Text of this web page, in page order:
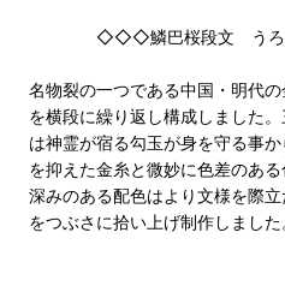
◇◇◇鱗巴桜段文 うろこと
名物裂の一つである中国・明代
を横段に繰り返し構成しました
は神霊が宿る勾玉が身を守る事
を抑えた金糸と微妙に色差のある
深みのある配色はより文様を際
をつぶさに拾い上げ制作しました